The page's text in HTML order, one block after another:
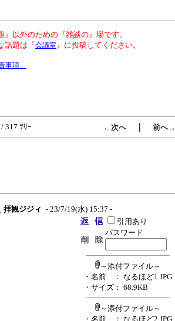
以外のための『雑談の』場です。
話題は『会議室』に投稿してください。
事項」
317 ﾂﾘｰ ←次へ｜ 前へ→
拝観ジジィ - 23/7/19(水) 15:37 -
引用あり
パスワード
～添付ファイル～
・名前
： なるほど1.JPG
・サイズ ： 68.9KB
～添付ファイル～
・名前
： なるほど2.JPG